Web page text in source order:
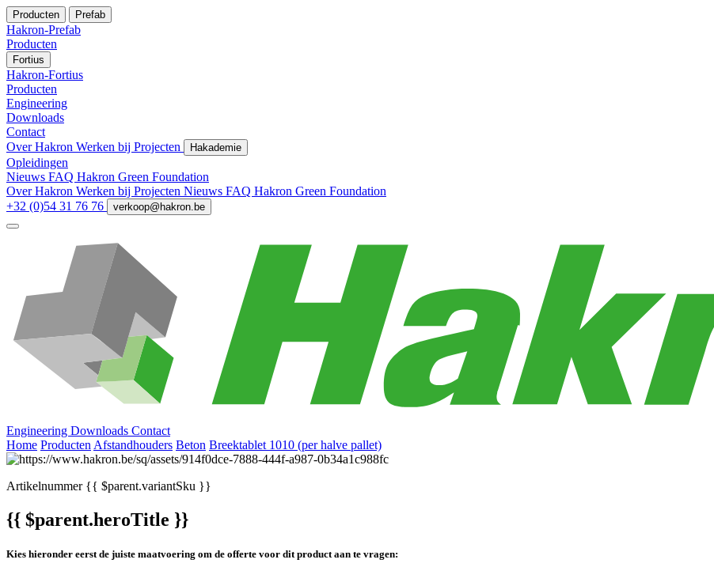
Producten Prefab
Hakron-Prefab
Producten
Fortius
Hakron-Fortius
Producten
Engineering
Downloads
Contact
Over Hakron Werken bij Projecten Hakademie
Opleidingen
Nieuws FAQ Hakron Green Foundation
Over Hakron Werken bij Projecten Nieuws FAQ Hakron Green Foundation
+32 (0)54 31 76 76
verkoop@hakron.be
Engineering Downloads Contact
Home Producten Afstandhouders Beton Breektablet 1010 (per halve pallet)
Artikelnummer{{ $parent.variantSku }}
{{ $parent.heroTitle }}
Kies hieronder eerst de juiste maatvoering om de offerte voor dit product aan te vragen: